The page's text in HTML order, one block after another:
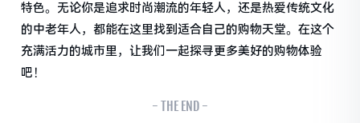
特色。无论你是追求时尚潮流的年轻人，还是热爱传统文化
的中老年人，都能在这里找到适合自己的购物天堂。在这个
充满活力的城市里，让我们一起探寻更多美好的购物体验
吧！
- THE END -